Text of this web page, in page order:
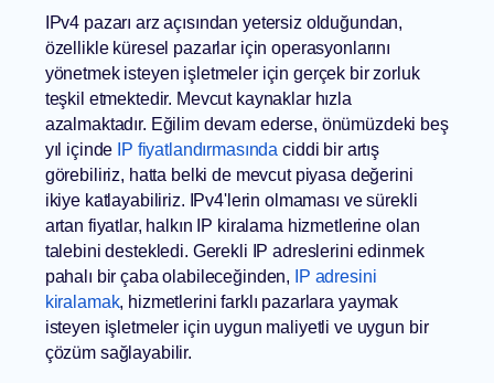
IPv4 pazarı arz açısından yetersiz olduğundan,
özellikle küresel pazarlar için operasyonlarını
yönetmek isteyen işletmeler için gerçek bir zorluk
teşkil etmektedir. Mevcut kaynaklar hızla
azalmaktadır. Eğilim devam ederse, önümüzdeki beş
yıl içinde IP fiyatlandırmasında ciddi bir artış
görebiliriz, hatta belki de mevcut piyasa değerini
ikiye katlayabiliriz. IPv4'lerin olmaması ve sürekli
artan fiyatlar, halkın IP kiralama hizmetlerine olan
talebini destekledi. Gerekli IP adreslerini edinmek
pahalı bir çaba olabileceğinden,
IP adresini
kiralamak, hizmetlerini farklı pazarlara yaymak
isteyen işletmeler için uygun maliyetli ve uygun bir
çözüm sağlayabilir.